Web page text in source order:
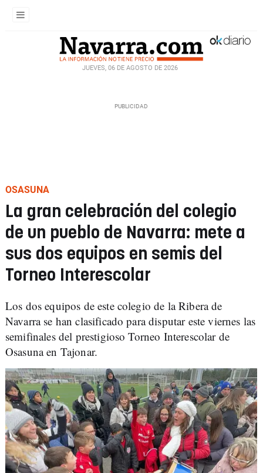
JUEVES, 06 DE AGOSTO DE 2026
OSASUNA
La gran celebración del colegio
de un pueblo de Navarra: mete a
sus dos equipos en semis del
Torneo Interescolar
Los dos equipos de este colegio de la Ribera de
Navarra se han clasificado para disputar este viernes las
semifinales del prestigioso Torneo Interescolar de
Osasuna en Tajonar.